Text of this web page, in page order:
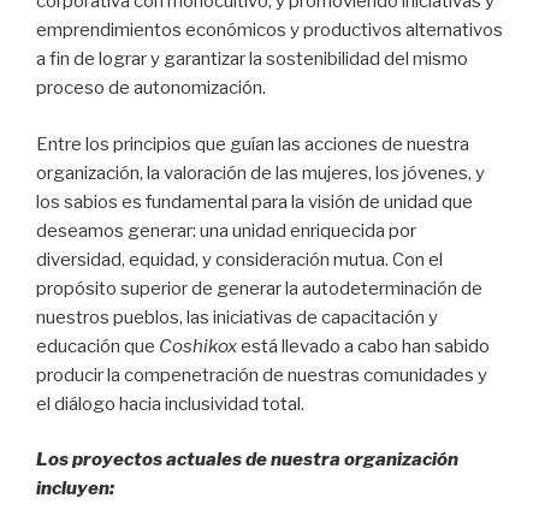
emprendimientos económicos y productivos alternativos
a fin de lograr y garantizar la sostenibilidad del mismo
proceso de autonomización.
Entre los principios que guían las acciones de nuestra
organización, la valoración de las mujeres, los jóvenes, y
los sabios es fundamental para la visión de unidad que
deseamos generar: una unidad enriquecida por
diversidad, equidad, y consideración mutua. Con el
propósito superior de generar la autodeterminación de
nuestros pueblos, las iniciativas de capacitación y
educación que Coshikoxestá llevado a cabo han sabido
producir la compenetración de nuestras comunidades y
el diálogo hacia inclusividad total.
Los proyectos actuales de nuestra organización
incluyen: